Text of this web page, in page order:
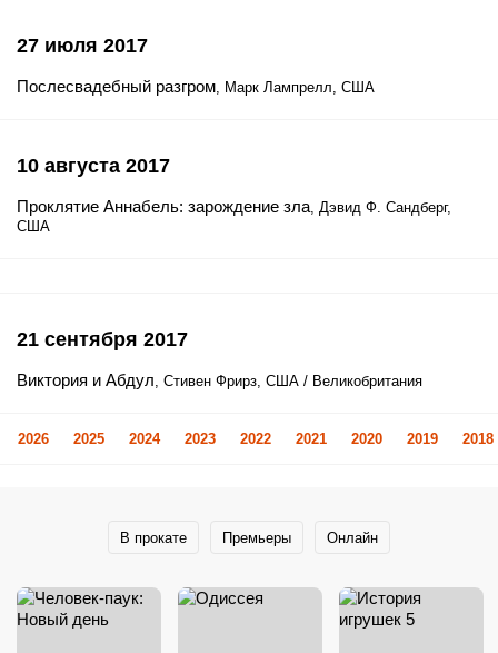
27 июля 2017
Послесвадебный разгром, Марк Лампрелл, США
10 августа 2017
Проклятие Аннабель: зарождение зла, Дэвид Ф. Сандберг,
США
21 сентября 2017
Виктория и Абдул, Стивен Фрирз, США / Великобритания
2026 2025 2024 2023 2022 2021 2020 2019 2018
В прокате Премьеры Онлайн